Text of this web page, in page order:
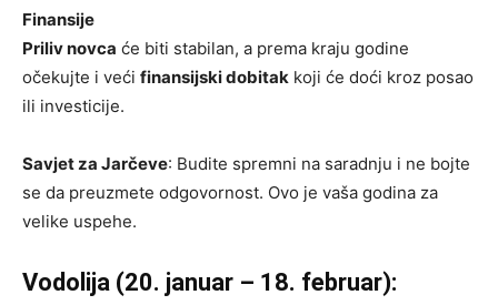
Finansije
Priliv novca će biti stabilan, a prema kraju godine
očekujte i veći finansijski dobitak koji će doći kroz posao
ili investicije.
Savjet za Jarčeve: Budite spremni na saradnju i ne bojte
se da preuzmete odgovornost. Ovo je vaša godina za
velike uspehe.
Vodolija (20. januar – 18. februar):